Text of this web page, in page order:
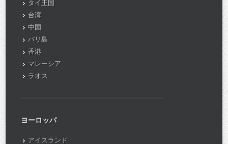
タイ王国
台湾
中国
バリ島
香港
マレーシア
ラオス
ヨーロッパ
アイスランド